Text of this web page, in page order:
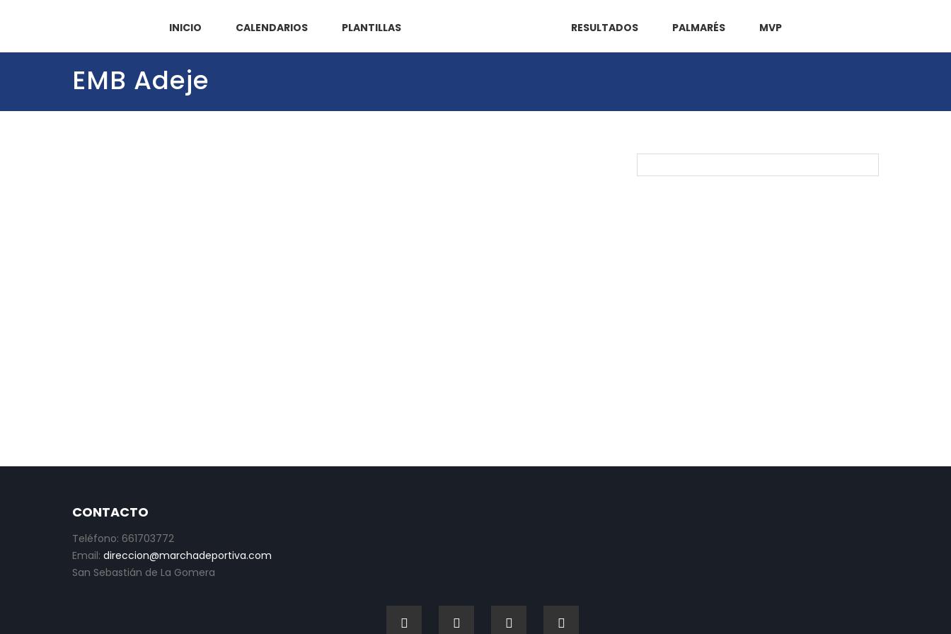
INICIO CALENDARIOS PLANTILLAS RESULTADOS PALMARÉS MVP
EMB Adeje
CONTACTO
Teléfono: 661703772
Email: direccion@marchadeportiva.com
San Sebastián de La Gomera